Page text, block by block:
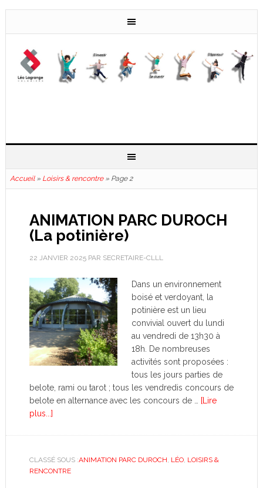
Accueil» Loisirs & rencontre» Page 2
ANIMATION PARC DUROCH
(La potinière)
22 JANVIER 2025PAR SECRETAIRE-CLLL
Dans un environnement
boisé et verdoyant, la
potinière est un lieu
convivial ouvert du lundi
au vendredi de 13h30 à
18h. De nombreuses
activités sont proposées :
tous les jours parties de
belote, rami ou tarot ; tous les vendredis concours de
belote en alternance avec les concours de …
[Lire
plus...]
CLASSÉ SOUS :ANIMATION PARC DUROCH, LÉO, LOISIRS &
RENCONTRE